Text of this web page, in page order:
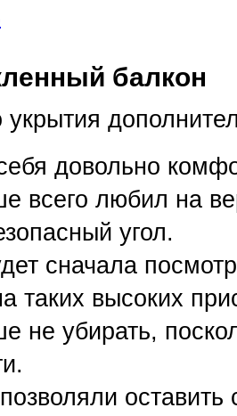
балкон
укрытия
довольно
всего любил на
угол.
сначала
таких высоких
не убирать,
оставить